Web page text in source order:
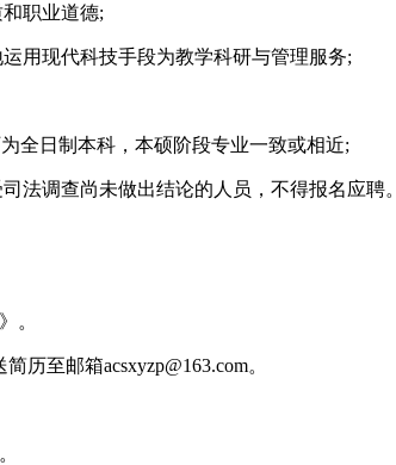
职业道德;
用现代科技手段为教学科研与管理服务;
全日制本科，本硕阶段专业一致或相近;
调查尚未做出结论的人员，不得报名应聘。
。
至邮箱acsxyzp@163.com。